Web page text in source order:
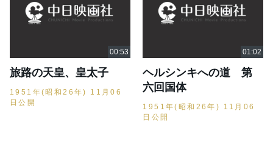
旅路の天皇、皇太子
1951年(昭和26年) 11月06
日公開
ヘルシンキへの道 第
六回国体
1951年(昭和26年) 11月06
日公開